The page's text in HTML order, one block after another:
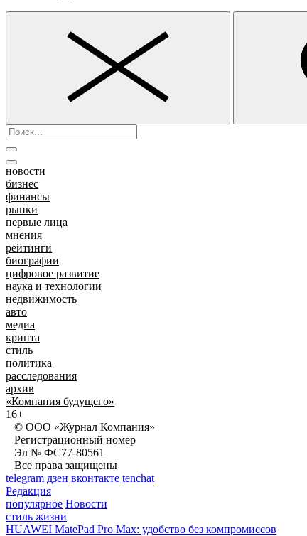
новости
бизнес
финансы
рынки
первые лица
мнения
рейтинги
биографии
цифровое развитие
наука и технологии
недвижимость
авто
медиа
крипта
стиль
политика
расследования
архив
«Компания будущего»
16+
© ООО «Журнал Компания»
Регистрационный номер
Эл № ФС77-80561
Все права защищены
telegram дзен вконтакте tenchat
Редакция
популярное Новости
стиль жизни
HUAWEI MatePad Pro Max: удобство без компромиссов